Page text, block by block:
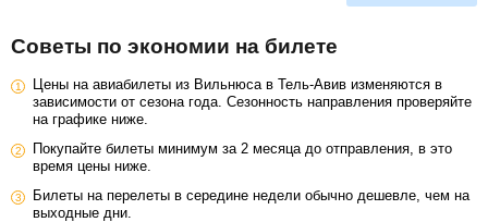
Советы по экономии на билете
Цены на авиабилеты из Вильнюса в Тель-Авив изменяются в
зависимости от сезона года. Сезонность направления проверяйте
на графике ниже.
Покупайте билеты минимум за 2 месяца до отправления, в это
время цены ниже.
Билеты на перелеты в середине недели обычно дешевле, чем на
выходные дни.